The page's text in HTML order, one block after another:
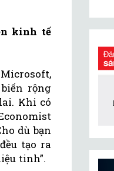
kinh tế
rộng
Khi có
dù bạn
tạo ra
tinh”.